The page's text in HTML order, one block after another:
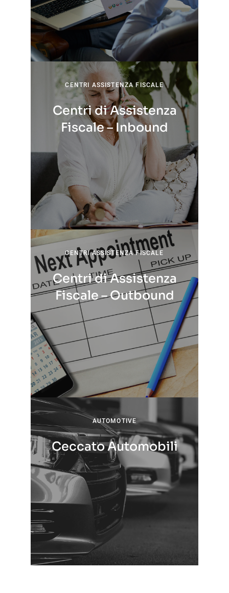
CENTRI ASSISTENZA FISCALE
Centri di Assistenza
Fiscale – Inbound
CENTRI ASSISTENZA FISCALE
Centri di Assistenza
Fiscale – Outbound
AUTOMOTIVE
Ceccato Automobili